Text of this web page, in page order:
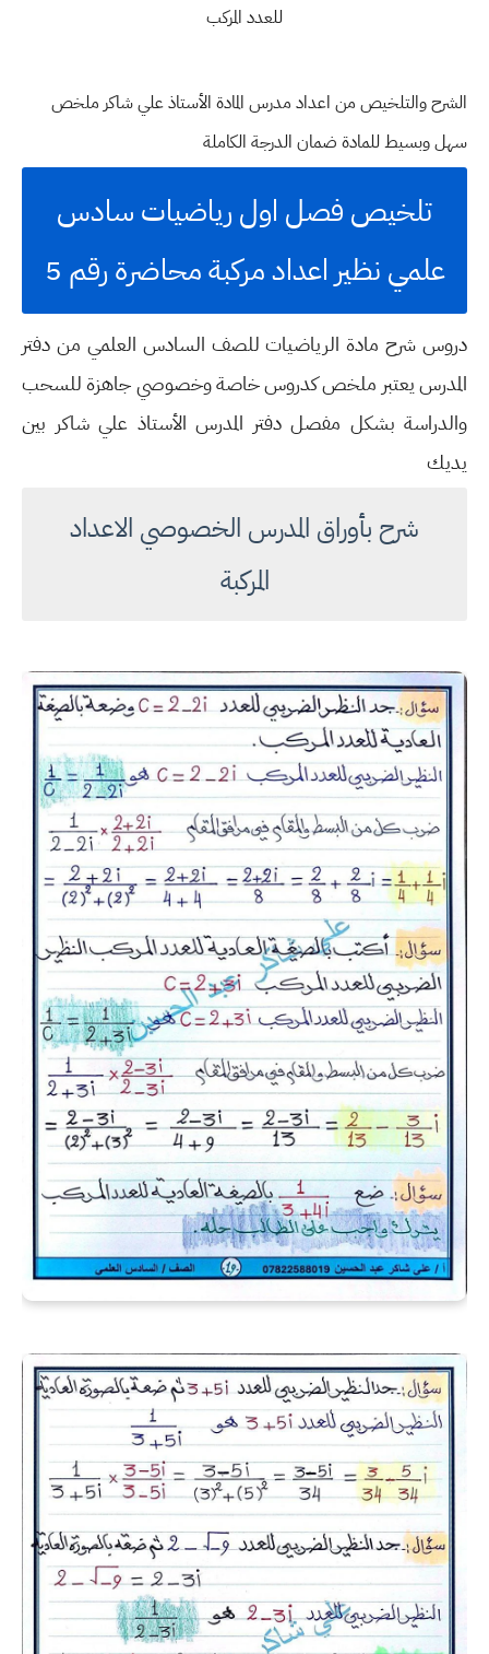
للعدد المركب
الشرح والتلخيص من اعداد مدرس المادة الأستاذ علي شاكر ملخص
سهل وبسيط للمادة ضمان الدرجة الكاملة
تلخيص فصل اول رياضيات سادس
علمي نظير اعداد مركبة محاضرة رقم 5
دروس شرح مادة الرياضيات للصف السادس العلمي من دفتر
المدرس يعتبر ملخص كدروس خاصة وخصوصي جاهزة للسحب
والدراسة بشكل مفصل دفتر المدرس الأستاذ علي شاكر بين
يديك
شرح بأوراق المدرس الخصوصي الاعداد
المركبة